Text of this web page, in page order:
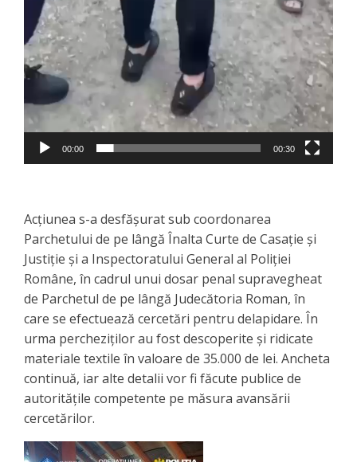
00:00 00:30
Acțiunea s-a desfășurat sub coordonarea
Parchetului de pe lângă Înalta Curte de Casație și
Justiție și a Inspectoratului General al Poliției
Române, în cadrul unui dosar penal supravegheat
de Parchetul de pe lângă Judecătoria Roman, în
care se efectuează cercetări pentru delapidare. În
urma percheziților au fost descoperite și ridicate
materiale textile în valoare de 35.000 de lei. Ancheta
continuă, iar alte detalii vor fi făcute publice de
autoritățile competente pe măsura avansării
cercetărilor.